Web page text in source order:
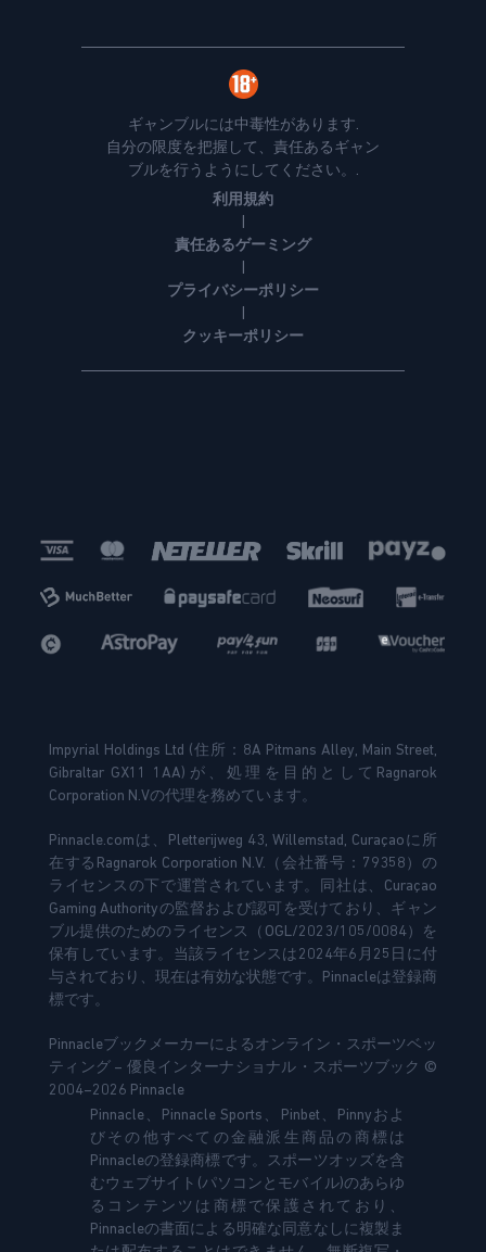
ギャンブルには中毒性があります.
自分の限度を把握して、責任あるギャン
ブルを行うようにしてください。.
利用規約
責任あるゲーミング
プライバシーポリシー
クッキーポリシー
Impyrial Holdings Ltd (住所：8A Pitmans Alley, Main Street,
Gibraltar GX11 1AA)が、処理を目的としてRagnarok
Corporation N.Vの代理を務めています。
Pinnacle.comは、Pletterijweg 43, Willemstad, Curaçaoに所
在するRagnarok Corporation N.V.（会社番号：79358）の
ライセンスの下で運営されています。同社は、Curaçao
Gaming Authorityの監督および認可を受けており、ギャン
ブル提供のためのライセンス（OGL/2023/105/0084）を
保有しています。当該ライセンスは2024年6月25日に付
与されており、現在は有効な状態です。Pinnacleは登録商
標です。
Pinnacleブックメーカーによるオンライン・スポーツベッ
ティング – 優良インターナショナル・スポーツブック ©
2004–2026 Pinnacle
Pinnacle、Pinnacle Sports、Pinbet、Pinnyおよ
びその他すべての金融派生商品の商標は
Pinnacleの登録商標です。スポーツオッズを含
むウェブサイト(パソコンとモバイル)のあらゆ
るコンテンツは商標で保護されており、
Pinnacleの書面による明確な同意なしに複製ま